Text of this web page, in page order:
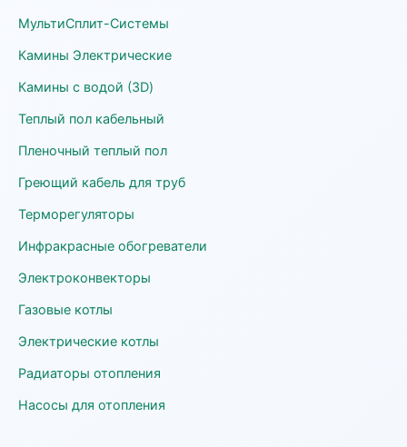
МультиСплит-Системы
Камины Электрические
Камины с водой (3D)
Теплый пол кабельный
Пленочный теплый пол
Греющий кабель для труб
Терморегуляторы
Инфракрасные обогреватели
Электроконвекторы
Газовые котлы
Электрические котлы
Радиаторы отопления
Насосы для отопления